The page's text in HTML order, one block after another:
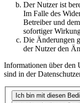
Der Nutzer ist
Im Falle des
Betreiber und
sofortiger
Die Änderungen
der Nutzer den
Informationen über den
sind in der